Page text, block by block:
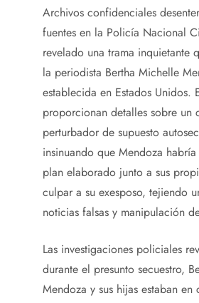
Archivos confidenciales
fuentes en la Policía Nacional
revelado una trama inquietante
la periodista Bertha Michelle
establecida en Estados Unidos.
proporcionan detalles sobre un
perturbador de supuesto
insinuando que Mendoza
plan elaborado junto a sus
culpar a su exesposo, tejiendo
noticias falsas y manipulación
Las investigaciones policiales
durante el presunto secuestro,
Mendoza y sus hijas estaban